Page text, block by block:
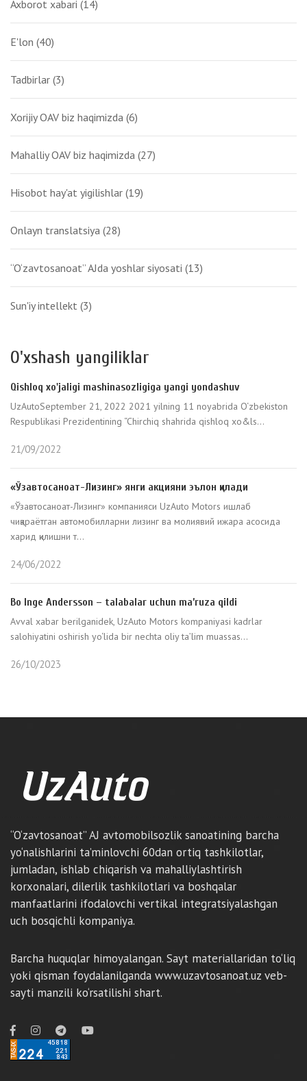
Axborot xabari (14)
E'lon (40)
Tadbirlar (3)
Xorijiy OAV biz haqimizda (6)
Mahalliy OAV biz haqimizda (27)
Hisobot hay'at yigilishlar (19)
Onlayn translatsiya (28)
“O‘zavtosanoat” AJda yoshlar siyosati (13)
Sun'iy intellekt (3)
O'xshash yangiliklar
Qishloq xo'jaligi mashinasozligiga yangi yondashuv
UzAutoSeptember 21, 2022 2021 yilning 11 noyabrida O‘zbekiston
Respublikasi Prezidentining “Chirchiq shahrida qishloq xo&ls...
21/09/2022
«Ўзавтосаноат-Лизинг» янги акцияни эълон қилади
«Ўзавтосаноат-Лизинг» компанияси UzAuto Motors ишлаб
чиқараётган автомобилларни лизинг ва молиявий ижара асосида
харид қилишни т...
24/06/2022
Bo Inge Andersson – talabalar uchun ma’ruza qildi
Avval xabar berilganidek, UzAuto Motors kompaniyasi kadrlar
salohiyatini oshirish yo‘lida bir nechta oliy ta’lim muassas...
26/10/2023
“O‘zavtosanoat” AJ avtomobilsozlik sanoatining barcha
yo‘nalishlarini ta’minlovchi 60dan ortiq tashkilotlar,
jumladan, ishlab chiqarish va mahalliylashtirish
korxonalari, dilerlik tashkilotlari va boshqalar
manfaatlarini ifodalovchi vertikal integratsiyalashgan
uch bosqichli kompaniya.
Barcha huquqlar himoyalangan. Sayt materiallaridan to‘liq
yoki qisman foydalanilganda www.uzavtosanoat.uz veb-
sayti manzili ko‘rsatilishi shart.